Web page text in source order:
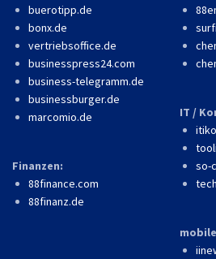
buerotipp.de
bonx.de
vertriebsoffice.de
businesspress24.com
business-telegramm.de
businessburger.de
marcomio.de
Finanzen:
88finance.com
88finanz.de
IT /
so-